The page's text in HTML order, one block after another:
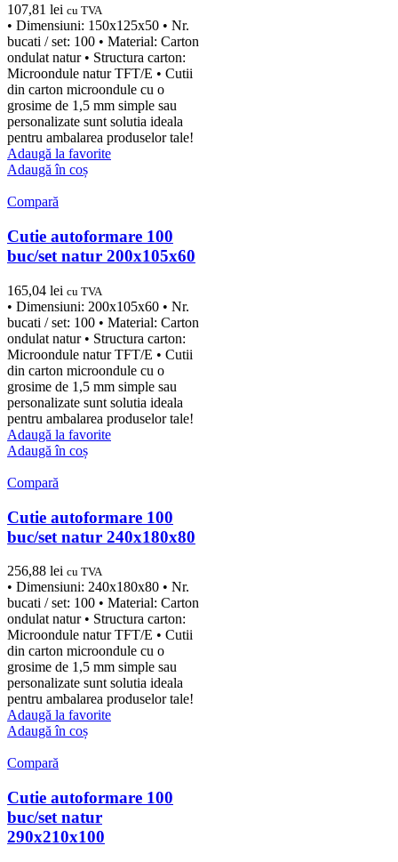
107,81 lei cu TVA
• Dimensiuni: 150x125x50 • Nr.
bucati / set: 100 • Material: Carton
ondulat natur • Structura carton:
Microondule natur TFT/E • Cutii
din carton microondule cu o
grosime de 1,5 mm simple sau
personalizate sunt solutia ideala
pentru ambalarea produselor tale!
Adaugă la favorite
Adaugă în coș
Compară
Cutie autoformare 100
buc/set natur 200x105x60
165,04 lei cu TVA
• Dimensiuni: 200x105x60 • Nr.
bucati / set: 100 • Material: Carton
ondulat natur • Structura carton:
Microondule natur TFT/E • Cutii
din carton microondule cu o
grosime de 1,5 mm simple sau
personalizate sunt solutia ideala
pentru ambalarea produselor tale!
Adaugă la favorite
Adaugă în coș
Compară
Cutie autoformare 100
buc/set natur 240x180x80
256,88 lei cu TVA
• Dimensiuni: 240x180x80 • Nr.
bucati / set: 100 • Material: Carton
ondulat natur • Structura carton:
Microondule natur TFT/E • Cutii
din carton microondule cu o
grosime de 1,5 mm simple sau
personalizate sunt solutia ideala
pentru ambalarea produselor tale!
Adaugă la favorite
Adaugă în coș
Compară
Cutie autoformare 100
buc/set natur
290x210x100